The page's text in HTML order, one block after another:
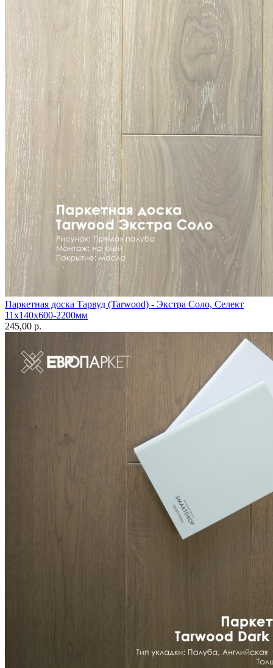
Паркетная доска Тарвуд (Tarwood) - Экстра Соло, Селект
11х140х600-2200мм
245,00 p.